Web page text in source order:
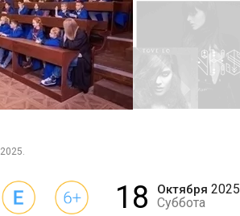
18 Октября 2025
Суббота